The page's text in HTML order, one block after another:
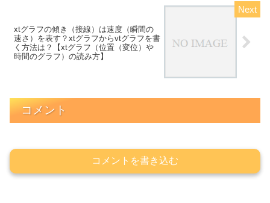
xtグラフの傾き（接線）は速度（瞬間の
速さ）を表す？xtグラフからvtグラフを書
く方法は？【xtグラフ（位置（変位）や
時間のグラフ）の読み方】
コメント
コメントを書き込む